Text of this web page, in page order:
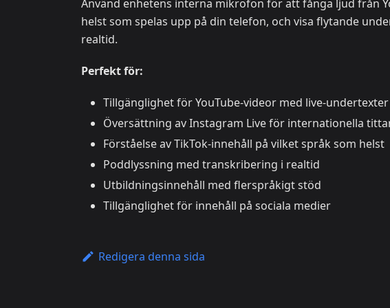
Använd enhetens interna mikrofon för att fånga ljud från
helst som spelas upp på din telefon, och visa flytande
realtid.
Perfekt för:
Tillgänglighet för YouTube-videor med live-undertexter
Översättning av Instagram Live för internationella
Förståelse av TikTok-innehåll på vilket språk som helst
Poddlyssning med transkribering i realtid
Utbildningsinnehåll med flerspråkigt stöd
Tillgänglighet för innehåll på sociala medier
Redigera denna sida